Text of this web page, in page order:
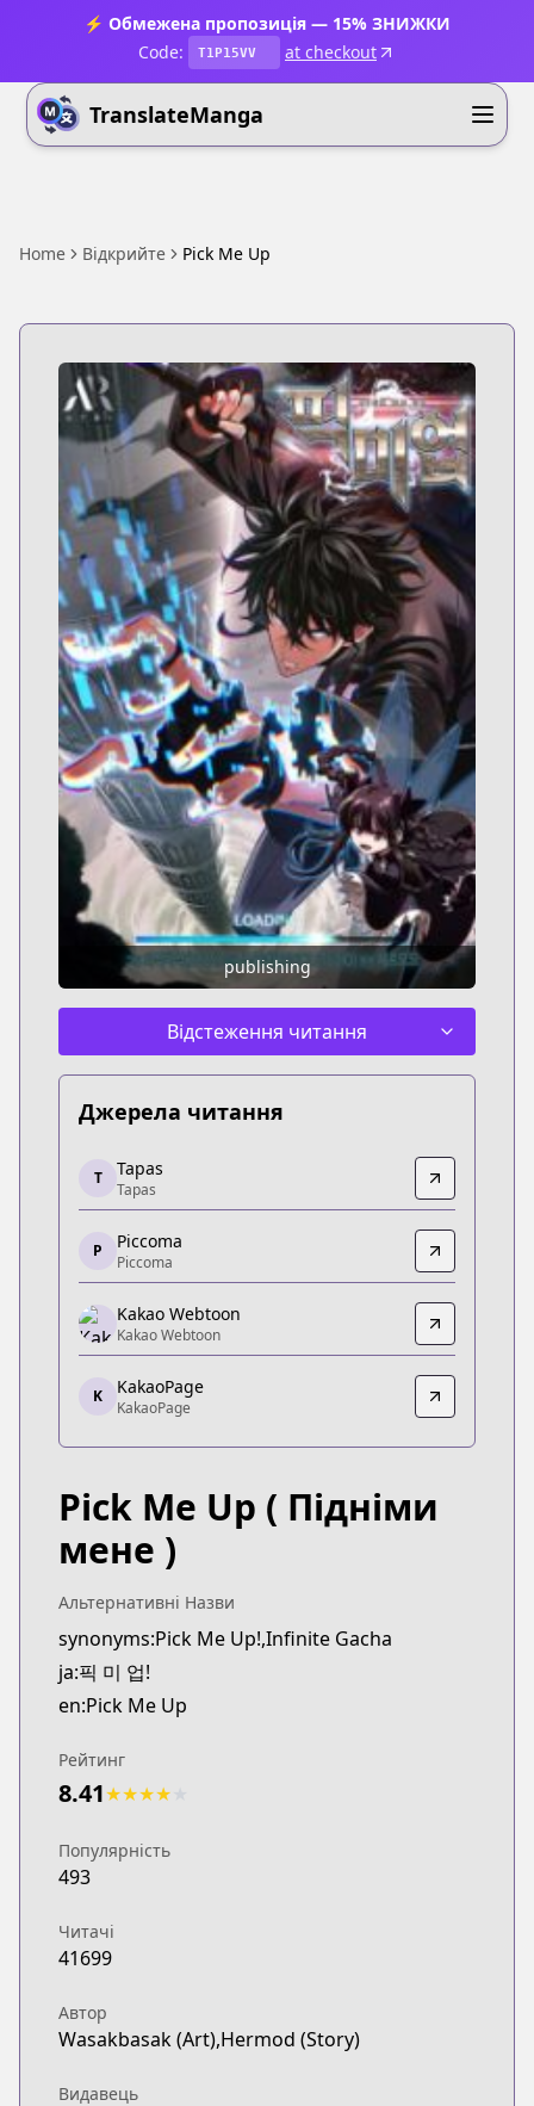
⚡ Обмежена пропозиція — 15% ЗНИЖКИ
Code:
T1P15VV at checkout
TranslateManga
Home Відкрийте Pick Me Up
publishing
Відстеження читання
Джерела читання
Tapas
Tapas
https://tapas.io/series/pick-me-up/info
Piccoma
Piccoma
https://piccoma.com/web/product/121552
Kakao Webtoon
Kakao Webtoon
https://webtoon.kakao.com/content/픽-미-업/3205
KakaoPage
KakaoPage
T Tapas
Tapas
P Piccoma
Piccoma
Kakao Webtoon
Kakao Webtoon
K KakaoPage
KakaoPage
Pick Me Up ( Підніми
мене )
Альтернативні Назви
synonyms:Pick Me Up!,Infinite Gacha
ja:픽 미 업!
en:Pick Me Up
Рейтинг
8.41★★★★
Популярність
493
Читачі
41699
Автор
Wasakbasak (Art),Hermod (Story)
Видавець